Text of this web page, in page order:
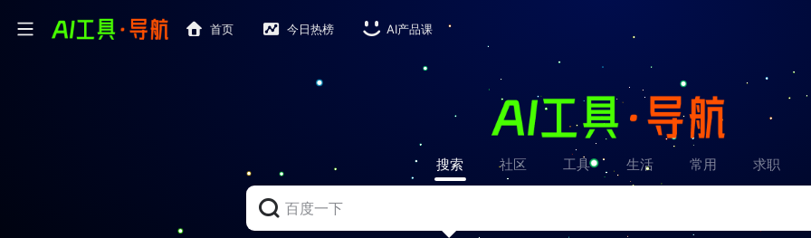
首页 今日热榜 AI产品课
搜索 社区 工具 生活 常用 求职